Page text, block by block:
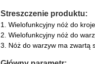
Streszczenie produktu:
1. Wielofunkcyjny nóż do
2. Wielofunkcyjny nóż do
3. Nóż do warzyw ma zwartą